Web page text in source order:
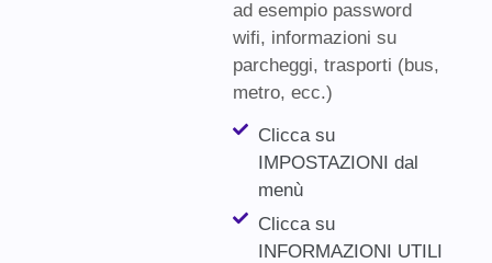
ad esempio password
wifi, informazioni su
parcheggi, trasporti (bus,
metro, ecc.)
Clicca su
IMPOSTAZIONI dal
menù
Clicca su
INFORMAZIONI UTILI